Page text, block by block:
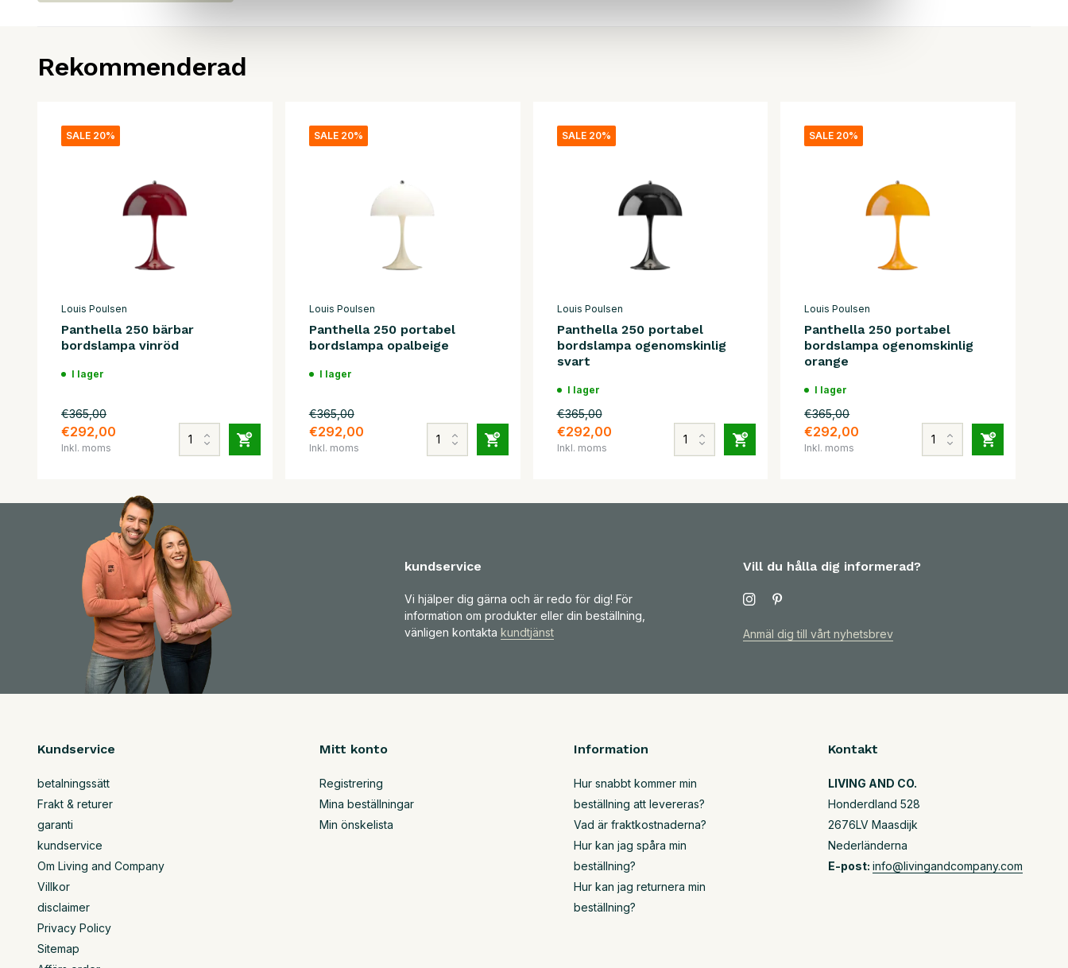
Rekommenderad
SALE 20%
Louis Poulsen
Panthella 250 bärbar
bordslampa vinröd
I lager
€365,00
€292,00
Inkl. moms
SALE 20%
Louis Poulsen
Panthella 250 portabel
bordslampa opalbeige
I lager
€365,00
€292,00
Inkl. moms
SALE 20%
Louis Poulsen
Panthella 250 portabel
bordslampa ogenomskinlig
svart
I lager
€365,00
€292,00
Inkl. moms
SALE 20%
Louis Poulsen
Panthella 250 portabel
bordslampa ogenomskinlig
orange
I lager
€365,00
€292,00
Inkl. moms
kundservice
Vi hjälper dig gärna och är redo för dig! För
information om produkter eller din beställning,
vänligen kontakta kundtjänst
Vill du hålla dig informerad?
Anmäl dig till vårt nyhetsbrev
Kundservice
betalningssätt
Frakt & returer
garanti
kundservice
Om Living and Company
Villkor
disclaimer
Privacy Policy
Sitemap
Mitt konto
Registrering
Mina beställningar
Min önskelista
Information
Hur snabbt kommer min
beställning att levereras?
Vad är fraktkostnaderna?
Hur kan jag spåra min
beställning?
Hur kan jag returnera min
beställning?
Kontakt
LIVING AND CO.
Honderdland 528
2676LV Maasdijk
Nederländerna
E-post: info@livingandcompany.com